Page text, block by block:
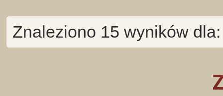
Znaleziono 15 wyników